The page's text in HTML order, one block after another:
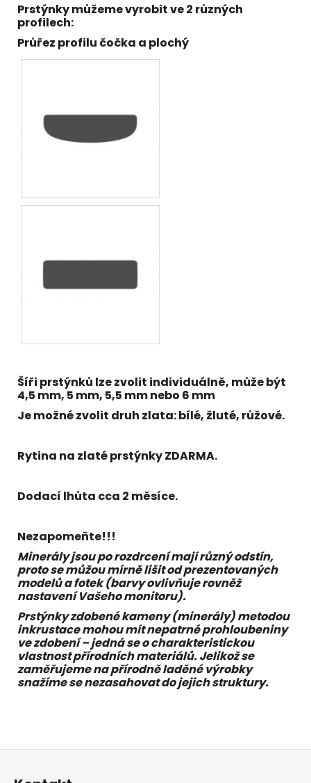
Prstýnky můžeme vyrobit ve 2 různých
profilech:
Průřez profilu čočka a plochý
Šíři prstýnků lze zvolit individuálně, může být
4,5 mm, 5 mm, 5,5 mm nebo 6 mm
Je možné zvolit druh zlata: bílé, žluté, růžové.
Rytina na zlaté prstýnky ZDARMA.
Dodací lhůta cca 2 měsíce.
Nezapomeňte!!!
Minerály jsou po rozdrcení mají různý odstín,
proto se můžou mírně lišit od prezentovaných
modelů a fotek (barvy ovlivňuje rovněž
nastavení Vašeho monitoru).
Prstýnky zdobené kameny (minerály) metodou
inkrustace mohou mít nepatrné prohloubeniny
ve zdobení – jedná se o charakteristickou
vlastnost přírodních materiálů. Jelikož se
zaměřujeme na přírodně laděné výrobky
snažíme se nezasahovat do jejich struktury.
Z